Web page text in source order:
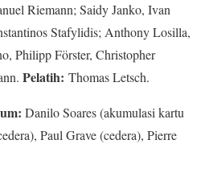
Riemann; Saidy Janko, Ivan
Stafylidis; Anthony Losilla,
Philipp Förster, Christopher
Pelatih: Thomas Letsch.
Danilo Soares (akumulasi kartu
Paul Grave (cedera), Pierre